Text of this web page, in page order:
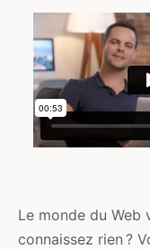
Le monde du Web
connaissez rien ?